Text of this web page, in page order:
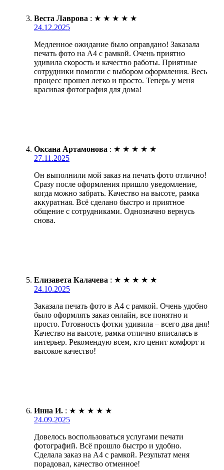
Веста Лаврова : ★ ★ ★ ★ ★
24.12.2025
Медленное ожидание было оправдано! Заказала
печать фото на А4 с рамкой. Очень приятно
удивила скорость и качество работы. Приятные
сотрудники помогли с выбором оформления. Весь
процесс прошел легко и просто. Теперь у меня
красивая фотография для дома!
Оксана Артамонова : ★ ★ ★ ★ ★
27.11.2025
Он выполнили мой заказ на печать фото отлично!
Сразу после оформления пришло уведомление,
когда можно забрать. Качество на высоте, рамка
аккуратная. Всё сделано быстро и приятное
общение с сотрудниками. Однозначно вернусь
снова.
Елизавета Калачева : ★ ★ ★ ★ ★
24.10.2025
Заказала печать фото в А4 с рамкой. Очень удобно
было оформлять заказ онлайн, все понятно и
просто. Готовность фотки удивила – всего два дня!
Качество на высоте, рамка отлично вписалась в
интерьер. Рекомендую всем, кто ценит комфорт и
высокое качество!
Инна И. : ★ ★ ★ ★ ★
24.09.2025
Довелось воспользоваться услугами печати
фотографий. Всё прошло быстро и удобно.
Сделала заказ на А4 с рамкой. Результат меня
порадовал, качество отменное!